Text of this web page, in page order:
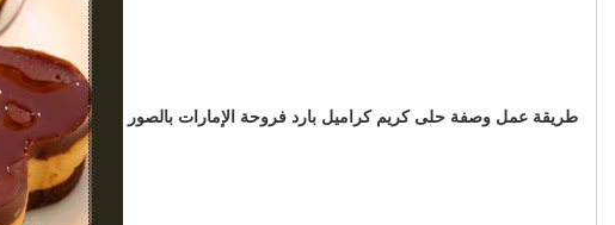
طريقة عمل وصفة حلى كريم كراميل بارد فروحة الإمارات بالصور